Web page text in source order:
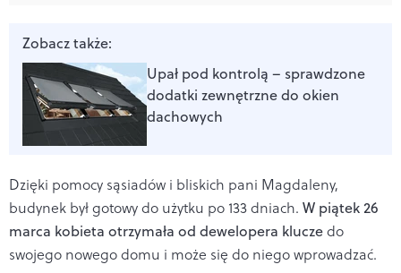
Zobacz także:
Upał pod kontrolą – sprawdzone
dodatki zewnętrzne do okien
dachowych
Dzięki pomocy sąsiadów i bliskich pani Magdaleny,
budynek był gotowy do użytku po 133 dniach. W piątek 26
marca kobieta otrzymała od dewelopera kluczedo
swojego nowego domu i może się do niego wprowadzać.